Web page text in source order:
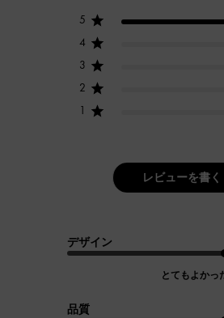
5
4
3
2
1
レビューを書く
デザイン
とてもよかっ
品質